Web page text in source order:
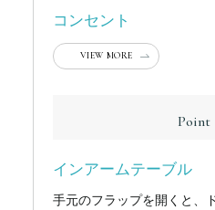
コンセント
VIEW MORE
Point
インアームテーブル
手元のフラップを開くと、